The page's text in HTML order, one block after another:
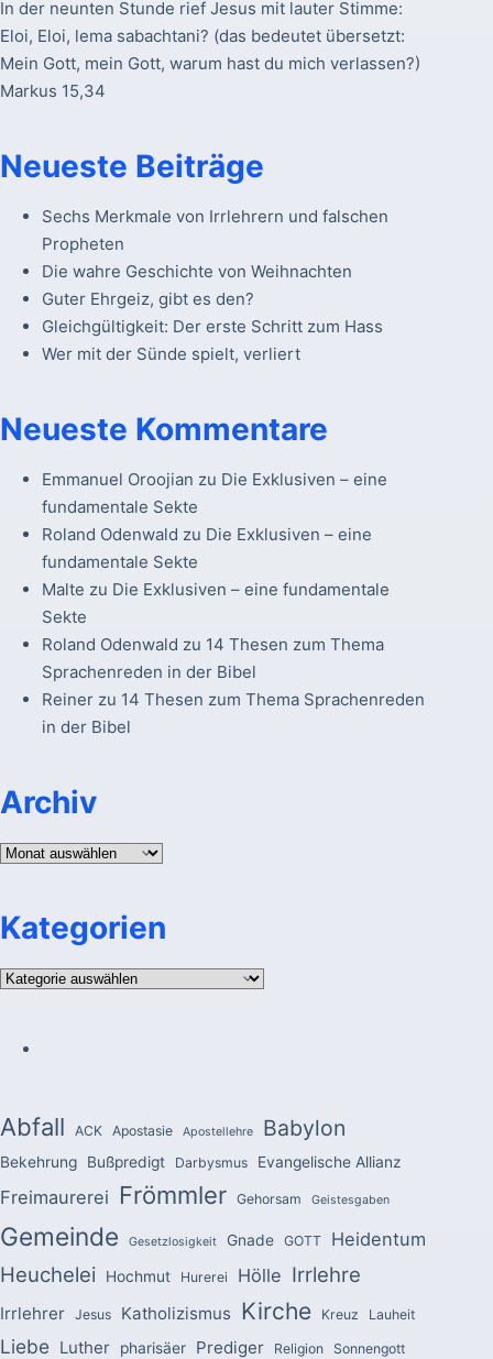
In der neunten Stunde rief Jesus mit lauter Stimme:
Eloi, Eloi, lema sabachtani? (das bedeutet übersetzt:
Mein Gott, mein Gott, warum hast du mich verlassen?)
Markus 15,34
Neueste Beiträge
Sechs Merkmale von Irrlehrern und falschen
Propheten
Die wahre Geschichte von Weihnachten
Guter Ehrgeiz, gibt es den?
Gleichgültigkeit: Der erste Schritt zum Hass
Wer mit der Sünde spielt, verliert
Neueste Kommentare
Emmanuel Oroojian zu Die Exklusiven – eine
fundamentale Sekte
Roland Odenwald zu Die Exklusiven – eine
fundamentale Sekte
Malte zu Die Exklusiven – eine fundamentale
Sekte
Roland Odenwald zu 14 Thesen zum Thema
Sprachenreden in der Bibel
Reinerzu 14 Thesen zum Thema Sprachenreden
in der Bibel
Archiv
Archiv
Kategorien
Kategorien
Abfall ACK Apostasie Apostellehre Babylon
Bekehrung Bußpredigt Darbysmus Evangelische Allianz
Freimaurerei Frömmler Gehorsam Geistesgaben
Gemeinde Gesetzlosigkeit Gnade GOTT Heidentum
Heuchelei Hochmut Hurerei Hölle Irrlehre
Irrlehrer Jesus Katholizismus Kirche Kreuz Lauheit
Liebe Luther pharisäer Prediger Religion Sonnengott